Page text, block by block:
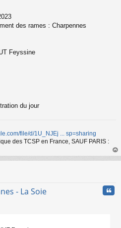
des rames : Charpennes
Feyssine
du jour
file/d/1U_NJEj ... sp=sharing
des TCSP en France, SAUF PARIS :
au
- La Soie